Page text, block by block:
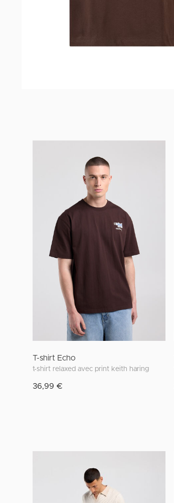
T-shirt Echo
t-shirt relaxed avec print keith haring
36,99 €